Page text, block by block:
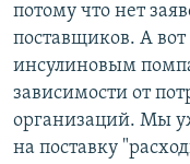
потому что нет
поставщиков. А
инсулиновым
зависимости от
организаций. Мы
на поставку